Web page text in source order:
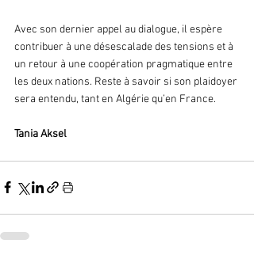
Avec son dernier appel au dialogue, il espère
contribuer à une désescalade des tensions et à
un retour à une coopération pragmatique entre
les deux nations. Reste à savoir si son plaidoyer
sera entendu, tant en Algérie qu’en France.
Tania Aksel